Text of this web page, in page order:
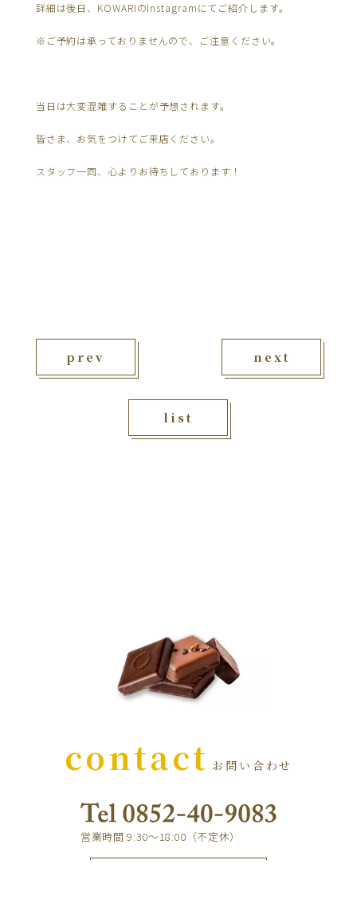
詳細は後日、KOWARIのInstagramにてご紹介します。
※ご予約は承っておりませんので、ご注意ください。
当日は大変混雑することが予想されます。
皆さま、お気をつけてご来店ください。
スタッフ一同、心よりお待ちしております！
prev
list
next
contact お問い合わせ
営業時間 9:30～18:00（不定休）